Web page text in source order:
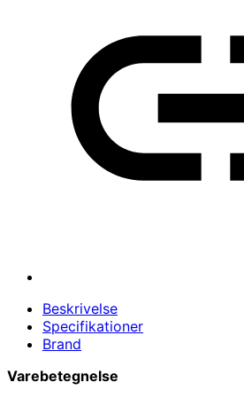
Beskrivelse
Specifikationer
Brand
Varebetegnelse